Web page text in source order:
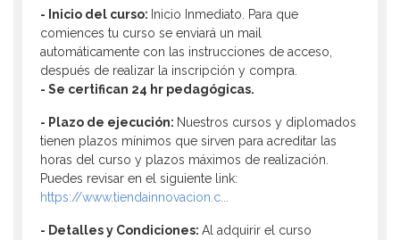
- Inicio del curso: Inicio Inmediato. Para que
comiences tu curso se enviará un mail
automáticamente con las instrucciones de acceso,
después de realizar la inscripción y compra.
- Se certifican 24 hr pedagógicas.
- Plazo de ejecución: Nuestros cursos y diplomados
tienen plazos mínimos que sirven para acreditar las
horas del curso y plazos máximos de realización.
Puedes revisar en el siguiente link:
https://www.tiendainnovacion.c...
- Detalles y Condiciones: Al adquirir el curso